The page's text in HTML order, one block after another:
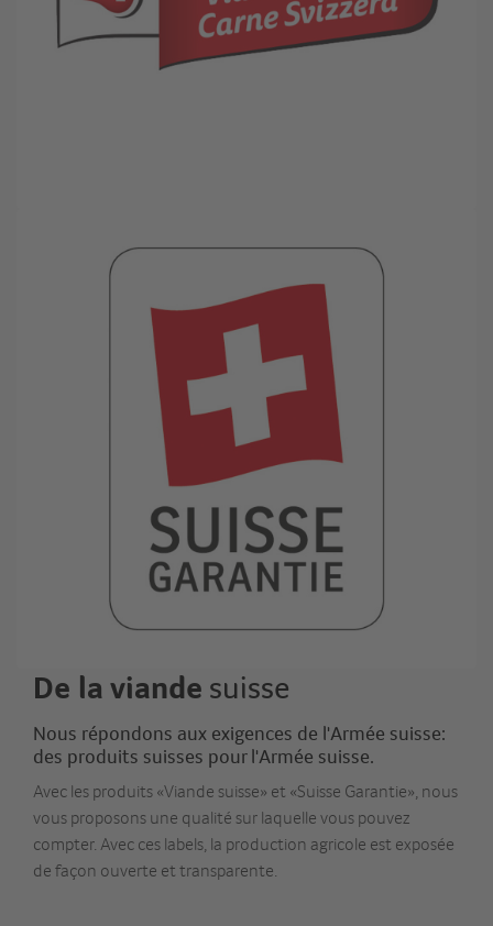
De la viande suisse
Nous répondons aux exigences de l'Armée suisse:
des produits suisses pour l'Armée suisse.
Avec les produits «Viande suisse» et «Suisse Garantie», nous
vous proposons une qualité sur laquelle vous pouvez
compter. Avec ces labels, la production agricole est exposée
de façon ouverte et transparente.